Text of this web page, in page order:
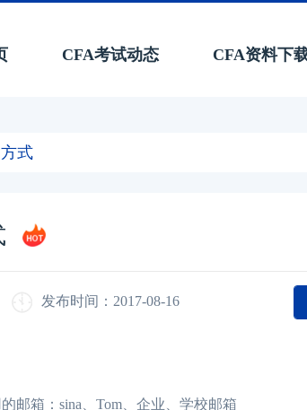
CFA考试动态 CFA资料下
式
发布时间：2017-08-16
箱：sina、Tom、企业、学校邮箱